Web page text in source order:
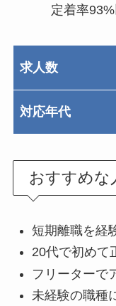
定着率
求人数
対応年代
おすすめな
短期離職を経
20代で初めて
フリーターで
未経験の職種